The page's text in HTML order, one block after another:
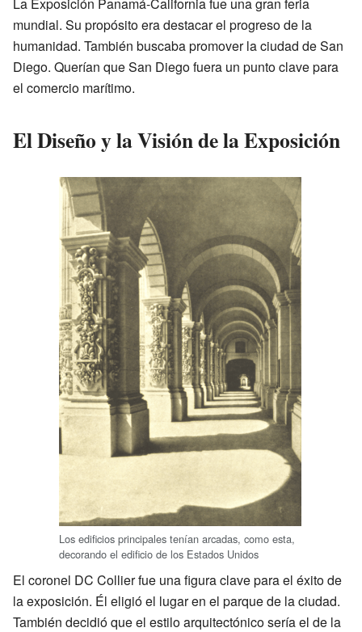
mundial. Su propósito era destacar el progreso de la
humanidad. También buscaba promover la ciudad de San
Diego. Querían que San Diego fuera un punto clave para
el comercio marítimo.
El Diseño y la Visión de la Exposición
Los edificios principales tenían arcadas, como esta,
decorando el edificio de los Estados Unidos
El coronel DC Collier fue una figura clave para el éxito de
la exposición. Él eligió el lugar en el parque de la ciudad.
También decidió que el estilo arquitectónico sería el de la